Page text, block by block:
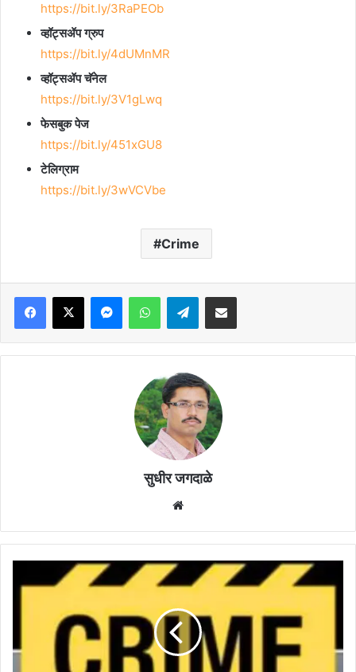
https://bit.ly/3RaPEOb
व्हॉट्सॲप ग्रुप
https://bit.ly/4dUMnMR
व्हॉट्सॲप चॅनेल
https://bit.ly/3V1gLwq
फेसबुक पेज
https://bit.ly/451xGU8
टेलिग्राम
https://bit.ly/3wVCVbe
Crime
Facebook
X MessengerWhatsAppTelegramShare via Email
सुधीर जगदाळे
बांधून
आवळून